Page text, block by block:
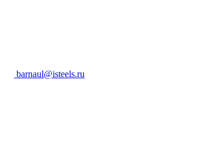
barnaul@isteels.ru